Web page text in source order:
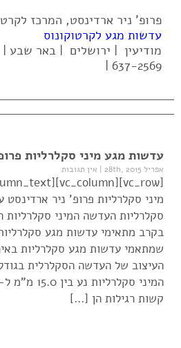
פרופ' ניר ארדינסט, המרכז
עדשות מגע לקרטוקונוס
637-2569 |
עדשות מגע מיני סקלרליות
אפריל 28th, 2015 | אין תגובות
מיני סקלרליות פרופ' ניר ארדינסט
סקלרליות העדשה המיני סקלרליות
בקרב מתאימי עדשות מגע
שמתאמי עדשות מגע סקלרליות
העיצוב של העדשה הסקלרלית
קשות רגילות הן […]